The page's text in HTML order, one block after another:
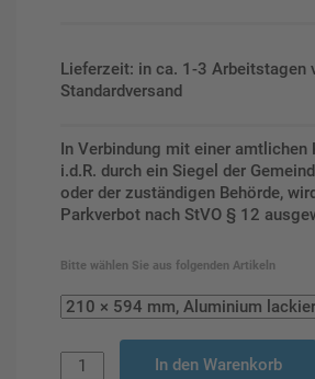
Lieferzeit: in ca. 1-3 Arbeitstagen
Standardversand
In Verbindung mit einer amtlichen
i.d.R. durch ein Siegel der
oder der zuständigen Behörde,
Parkverbot nach StVO § 12
Bitte wählen Sie aus folgenden Artikeln
In den Warenkorb